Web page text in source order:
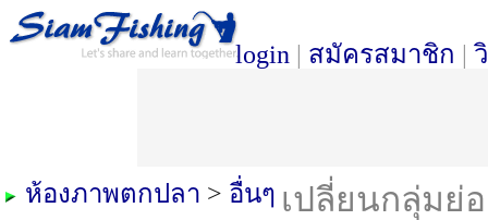
login | สมัครสมาชิก |
เปลี่ยนกลุ่มย่
ห้องภาพตกปลา > อื่นๆ